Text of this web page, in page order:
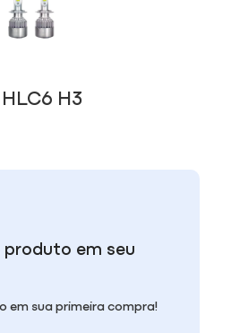
H3
em seu
em sua primeira compra!